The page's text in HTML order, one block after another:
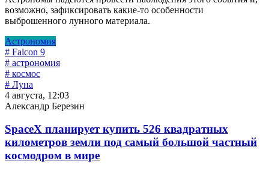
возможно, зафиксировать какие-то особенности
выброшенного лунного материала.
Астрономия
# Falcon 9
# астрономия
# космос
# Луна
4 августа, 12:03
Александр Березин
SpaceX планирует купить 526 квадратных
километров земли под самый большой частный
космодром в мире